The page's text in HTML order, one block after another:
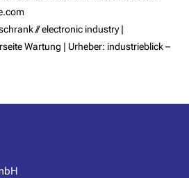
// electronic industry |
Wartung | Urheber: industrieblick –